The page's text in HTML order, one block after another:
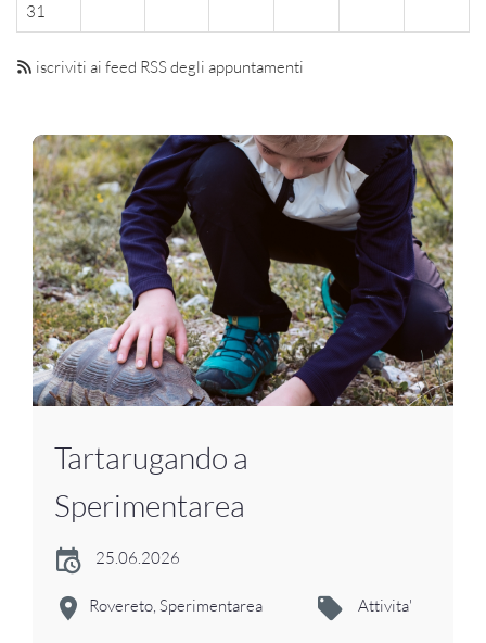
31
iscriviti ai feed RSS degli appuntamenti
Tartarugando a
Sperimentarea
25.06.2026
Rovereto, Sperimentarea Attivita'